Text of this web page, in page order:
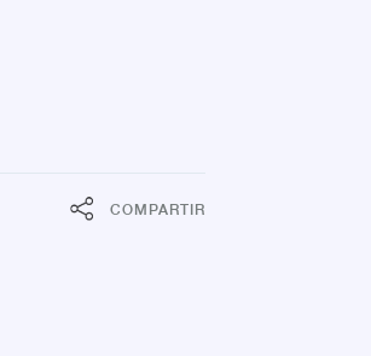
COMPARTIR